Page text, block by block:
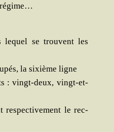
régime…
lequel se trouvent les
la sixième ligne
: vingt-deux, vingt-et-
res­pec­ti­ve­ment le rec­